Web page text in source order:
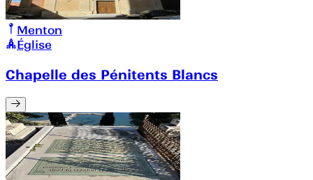
Menton
Église
Chapelle des Pénitents Blancs